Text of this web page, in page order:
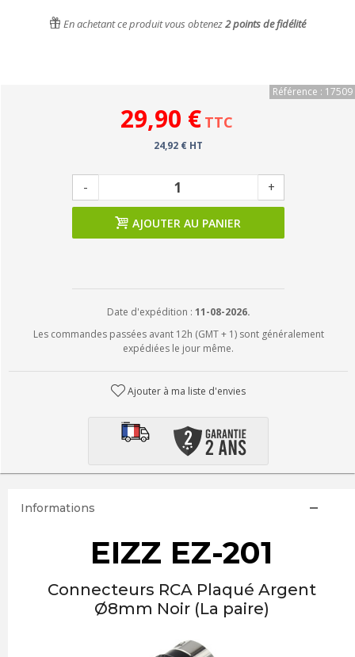
En achetant ce produit vous obtenez2points de fidélité
Référence : 17509
29,90 € TTC
24,92 € HT
- +
AJOUTER AU PANIER
Date d'expédition : 11-08-2026.
Les commandes passées avant 12h (GMT + 1) sont généralement
expédiées le jour même.
Ajouter à ma liste d'envies
Informations
EIZZ EZ-201
Connecteurs RCA Plaqué Argent
Ø8mm Noir (La paire)